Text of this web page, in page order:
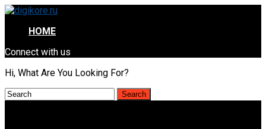
HOME
Connect with us
Hi, What Are You Looking For?